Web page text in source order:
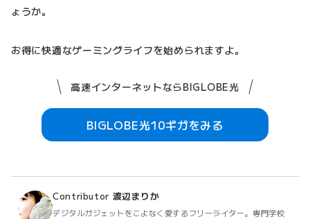
ょうか。
お得に快適なゲーミングライフを始められますよ。
高速インターネットならBIGLOBE光
BIGLOBE光10ギガをみる
Contributor 渡辺まりか
デジタルガジェットをこよなく愛するフリーライター。専門学校